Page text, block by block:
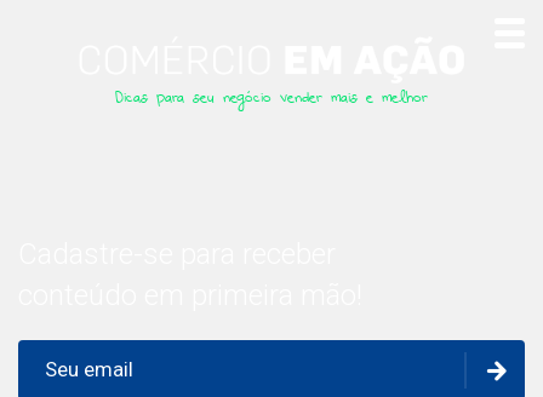
Dicas para seu negócio vender mais e melhor